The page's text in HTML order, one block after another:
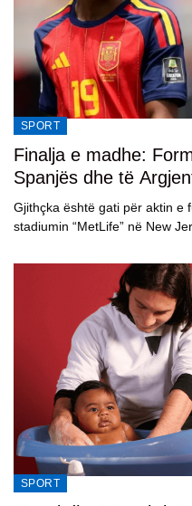
SPORT
Finalja e madhe:
Spanjës dhe të
Gjithçka është gati për aktin e
stadiumin “MetLife” në New
SPORT